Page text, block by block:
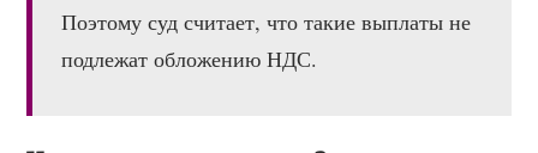
Поэтому суд считает, что такие выплаты не
подлежат обложению НДС.